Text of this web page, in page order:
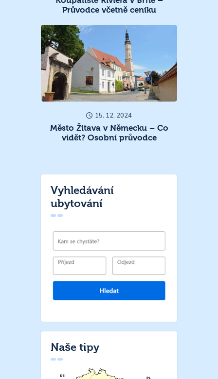
Průvodce včetně ceníku
15. 12. 2024
Město Žitava v Německu – Co
vidět? Osobní průvodce
Vyhledávání
ubytování
Naše tipy